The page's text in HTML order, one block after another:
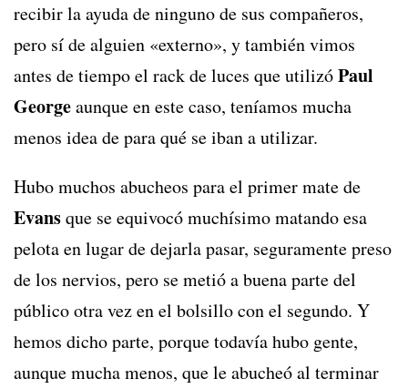
recibir la ayuda de ninguno de sus compañeros,
pero sí de alguien «externo», y también vimos
antes de tiempo el rack de luces que utilizóPaul
Georgeaunque en este caso, teníamos mucha
menos idea de para qué se iban a utilizar.
Hubo muchos abucheos para el primer mate de
Evansque se equivocó muchísimo matando esa
pelota en lugar de dejarla pasar, seguramente preso
de los nervios, pero se metió a buena parte del
público otra vez en el bolsillo con el segundo. Y
hemos dicho parte, porque todavía hubo gente,
aunque mucha menos, que le abucheó al terminar